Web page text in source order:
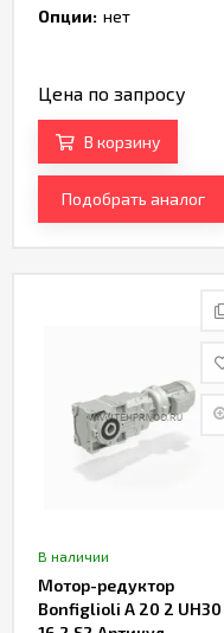
TH232968
Опции: нет
Цена по запросу
В корзину
Подобрать аналог
В наличии
Мотор-редуктор
Bonfiglioli A 20 2 UH30